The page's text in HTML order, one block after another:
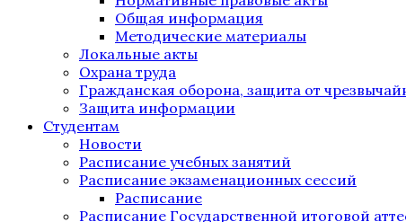
Общая информация
Методические материалы
Локальные акты
Охрана труда
Гражданская оборона, защита от
Защита информации
Студентам
Новости
Расписание учебных занятий
Расписание экзаменационных сессий
Расписание
Расписание Государственной итоговой